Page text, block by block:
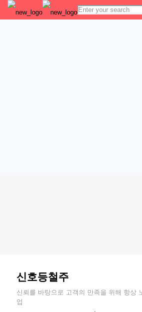
신호등철주
신뢰를 바탕으로 고객의 만족을 위해 항상
업